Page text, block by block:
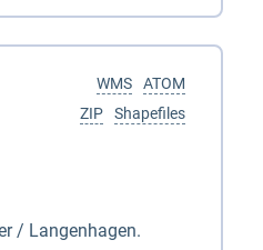
(Elbe) im Westen
der Landkreise
ATOM
WMS
Shapefiles
ZIP
/ Langenhagen.